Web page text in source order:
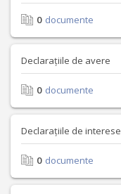
0 documente
Declarațiile de avere
0 documente
Declarațiile de interese
0 documente